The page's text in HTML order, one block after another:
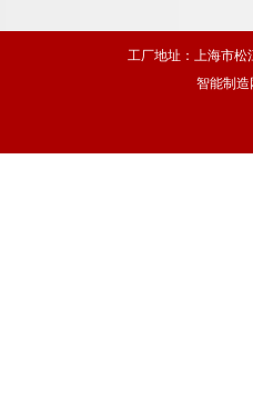
工厂地址：上海市松
智能制造